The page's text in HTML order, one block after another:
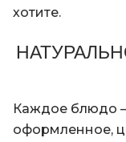
хотите.
Каждое блюдо
оформленное,